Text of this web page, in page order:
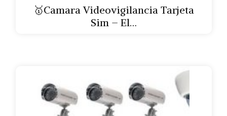
🥇Camara Videovigilancia Tarjeta
Sim – El…